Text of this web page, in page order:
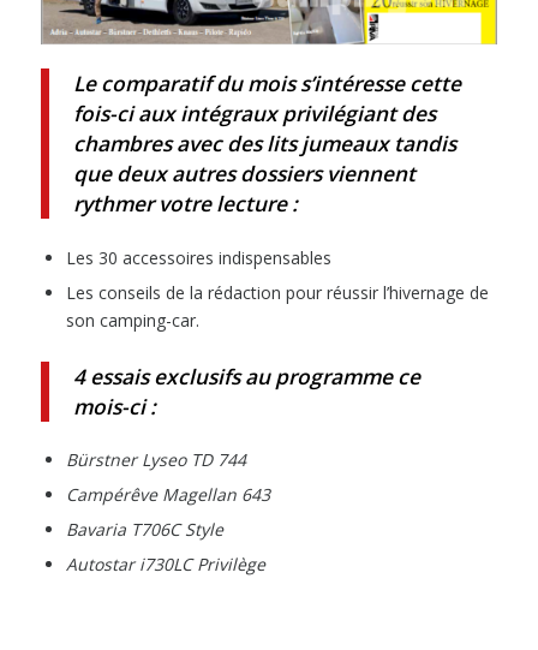
Le comparatif du mois s’intéresse cette
fois-ci aux intégraux privilégiant des
chambres avec des lits jumeaux tandis
que deux autres dossiers viennent
rythmer votre lecture :
Les 30 accessoires indispensables
Les conseils de la rédaction pour réussir l’hivernage de
son camping-car.
4 essais exclusifs au programme ce
mois-ci :
Bürstner Lyseo TD 744
Campérêve Magellan 643
Bavaria T706C Style
Autostar i730LC Privilège